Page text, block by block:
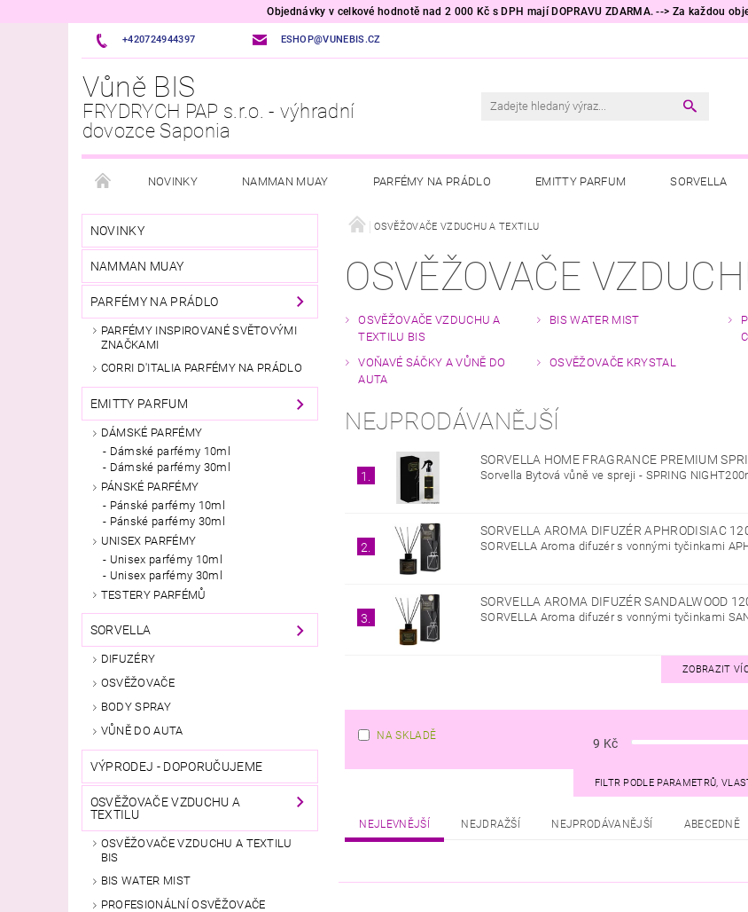
Objednávky v celkové hodnotě nad 2 000 Kč s DPH mají DOPRAVU ZDARMA. --> Za každou
+420724944397 ESHOP@VUNEBIS.CZ
Vůně BIS
FRYDRYCH PAP s.r.o. - výhradní
dovozce Saponia
NOVINKY NAMMAN MUAY PARFÉMY NA PRÁDLO EMITTY PARFUM SORVELLA
OSVĚŽOVAČE VZDUCHU A TEXTILU VOŇAVÉ PRÁDLO PRACÍ PROSTŘEDKY
PŘÍPRAVKY DO MYČKY A PRAČKY ÚKLID DOMÁCNOSTI HYGIENICKÉ POTŘEBY KALLOS
ITALSKÁ DROGERIE VONNÉ SVÍČKY VŮNĚ DO AUTA AKČNÍ ZBOŽÍ TIP NA DÁREK 🎁
VELKOOBCHOD
NOVINKY
NAMMAN MUAY
PARFÉMY NA PRÁDLO
PARFÉMY INSPIROVANÉ SVĚTOVÝMI
ZNAČKAMI
CORRI D'ITALIA PARFÉMY NA PRÁDLO
EMITTY PARFUM
DÁMSKÉ PARFÉMY
Dámské parfémy 10ml
Dámské parfémy 30ml
PÁNSKÉ PARFÉMY
Pánské parfémy 10ml
Pánské parfémy 30ml
UNISEX PARFÉMY
Unisex parfémy 10ml
Unisex parfémy 30ml
TESTERY PARFÉMŮ
SORVELLA
DIFUZÉRY
OSVĚŽOVAČE
BODY SPRAY
VŮNĚ DO AUTA
VÝPRODEJ - DOPORUČUJEME
OSVĚŽOVAČE VZDUCHU A
TEXTILU
OSVĚŽOVAČE VZDUCHU A TEXTILU
BIS
BIS WATER MIST
PROFESIONÁLNÍ OSVĚŽOVAČE
OSVĚŽOVAČE VZDUCHU A TEXTILU
OSVĚŽOVAČE
OSVĚŽOVAČE VZDUCHU A
TEXTILU BIS
BIS WATER MIST
VOŇAVÉ SÁČKY A VŮNĚ DO
AUTA
OSVĚŽOVAČE KRYSTAL
NEJPRODÁVANĚJŠÍ
1.
SORVELLA HOME FRAGRANCE PREMIUM
Sorvella Bytová vůně ve spreji - SPRING
2.
SORVELLA AROMA DIFUZÉR APHRODISIAC
SORVELLA Aroma difuzér s vonnými tyčinkami
3.
SORVELLA AROMA DIFUZÉR SANDALWOOD
SORVELLA Aroma difuzér s vonnými tyčinkami
ZOBRAZIT
NA SKLADĚ
9 Kč
FILTR PODLE PARAMETRŮ,
NEJLEVNĚJŠÍ NEJDRAŽŠÍ NEJPRODÁVANĚJŠÍ ABECEDNĚ